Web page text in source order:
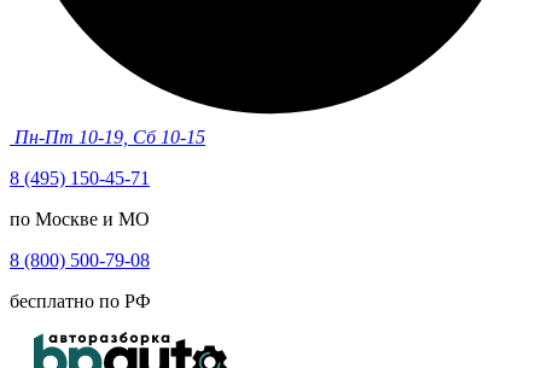
Пн-Пт 10-19, Сб 10-15
8 (495) 150-45-71
по Москве и МО
8 (800) 500-79-08
бесплатно по РФ